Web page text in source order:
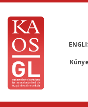
Künye